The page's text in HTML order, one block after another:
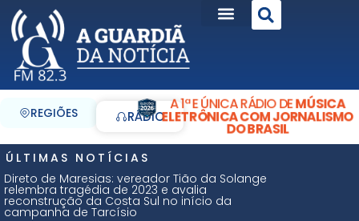
REGIÕES RÁDIO
A 1ª E ÚNICA RÁDIO DEMÚSICA
ELETRÔNICA COM JORNALISMO
DO BRASIL
ÚLTIMAS NOTÍCIAS
Direto de Maresias: vereador Tião da Solange
relembra tragédia de 2023 e avalia
reconstrução da Costa Sul no início da
campanha de Tarcísio